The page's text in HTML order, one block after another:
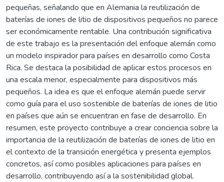
pequeñas, señalando que en Alemania la reutilización de
baterías de iones de litio de dispositivos pequeños no parece
ser económicamente rentable. Una contribución significativa
de este trabajo es la presentación del enfoque alemán como
un modelo inspirador para países en desarrollo como Costa
Rica. Se destaca la posibilidad de aplicar estos procesos en
una escala menor, especialmente para dispositivos más
pequeños. La idea es que el enfoque alemán puede servir
como guía para el uso sostenible de baterías de iones de litio
en países que aún se encuentran en fase de desarrollo. En
resumen, este proyecto contribuye a crear conciencia sobre la
importancia de la reutilización de baterías de iones de litio en
el contexto de la transición energética y presenta ejemplos
concretos, así como posibles aplicaciones para países en
desarrollo, contribuyendo así a la sostenibilidad global.